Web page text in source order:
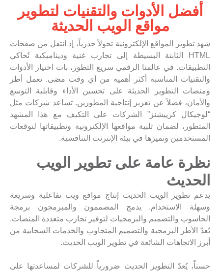
أفضل الأدوات والتقنيات لتطوير
مواقع الويب الحديثة
شهد تطوير المواقع الإلكترونية تحولاً جذرياً، إذ انتقل من صفحات
HTML الثابتة البسيطة إلى تجارب غنية وديناميكية تُحاكي
التطبيقات. في عالمنا الرقمي سريع التطور، بات اختيار الأدوات
والتقنيات المناسبة أكثر أهمية من أي وقت مضى. تعمل أطر
ومنصات التطوير الحديثة على تحسين الأداء وقابلية التوسع
والأمان، فضلاً عن تعزيز إنتاجية المطورين. تساعد شركات مثل
“لوجيكال كرييشنز” الشركات على التكيف مع هذا المشهد
المتطور، لضمان تلبية مواقعها الإلكترونية وتطبيقاتها لتوقعات
المستخدمين وتميزها في بيئة الإنترنت التنافسية.
نظرة عامة على تطوير الويب
الحديث
يدعم تطوير الويب الحديث إنتاج مواقع ويب تفاعلية وسريعة
وسهلة الاستخدام. يدمج المصممون والمبرمجون برمجة
الحاسوب والتصميم والبرمجيات لتوفير تجارب متعددة المنصات.
تُعدّ الأطر البرمجية والتصميم المتجاوب والخدمات السحابية من
أبرز الاتجاهات الشائعة في تطوير الويب الحديث.
حسناً، يُعدّ التطوير الحديث ضرورياً للشركات لمساعدتها على